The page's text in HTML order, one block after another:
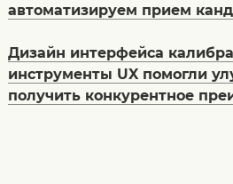
автоматизируем прием
Дизайн интерфейса
инструменты UX помогли
получить конкурентное